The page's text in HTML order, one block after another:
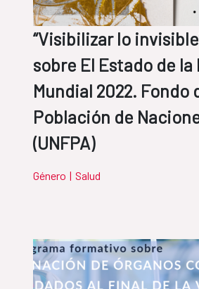
“Visibilizar lo
sobre El Estado de
Mundial 2022. Fondo
Población de
(UNFPA)
Género | Salud